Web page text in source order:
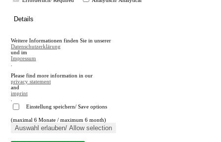
en
A
A
Suche schließen
Details
Weitere Informationen finden Sie in unserer
Datenschutzerklärung
und im
Impressum
Please find more information in our
privacy statement
and
imprint
Einstellung speichern/ Save options
(maximal 6 Monate / maximum 6 month)
Auswahl erlauben/ Allow selection